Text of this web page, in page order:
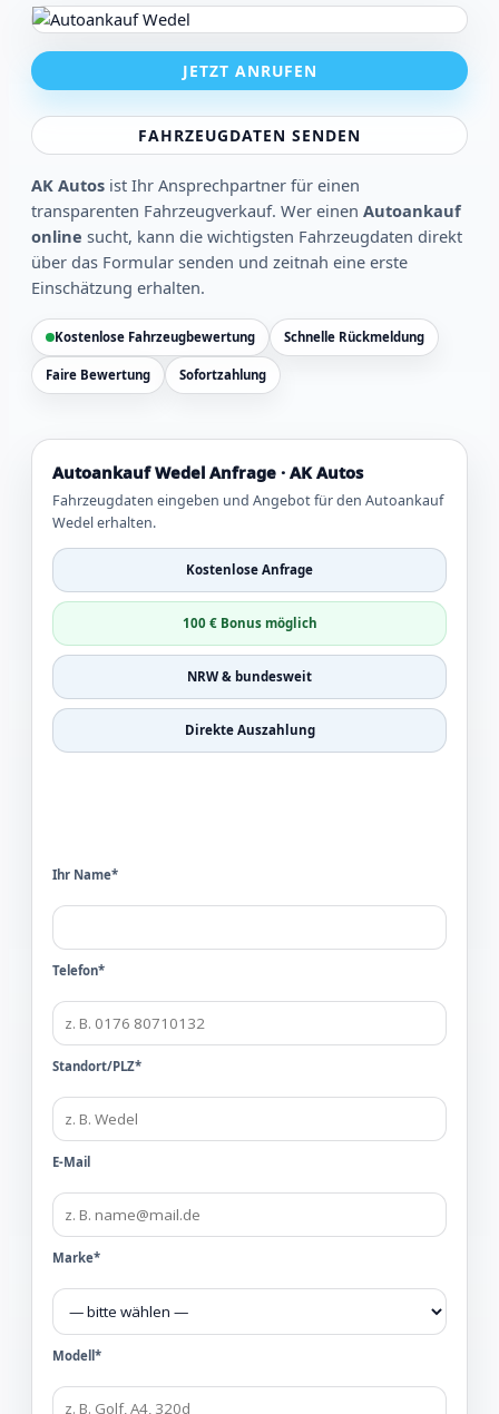
JETZT ANRUFEN
FAHRZEUGDATEN SENDEN
AK Autos ist Ihr Ansprechpartner für einen
transparenten Fahrzeugverkauf. Wer einen Autoankauf
online sucht, kann die wichtigsten Fahrzeugdaten direkt
über das Formular senden und zeitnah eine erste
Einschätzung erhalten.
Kostenlose Fahrzeugbewertung Schnelle Rückmeldung
Faire Bewertung Sofortzahlung
Autoankauf Wedel Anfrage · AK Autos
Fahrzeugdaten eingeben und Angebot für den Autoankauf
Wedel erhalten.
Kostenlose Anfrage
100 € Bonus möglich
NRW & bundesweit
Direkte Auszahlung
Ihr Name*
Telefon*
Standort/PLZ*
E-Mail
Marke*
Modell*